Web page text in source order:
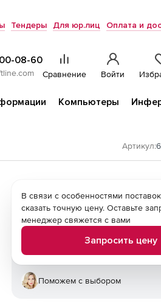
Тендеры Для юр.лиц Оплата и
08-60
Сравнение Войти
Компьютеры
Артикул:
В связи с особенностями
сказать точную цену. Оставьте
менеджер свяжется с вами
Запросить цену
Поможем с выбором